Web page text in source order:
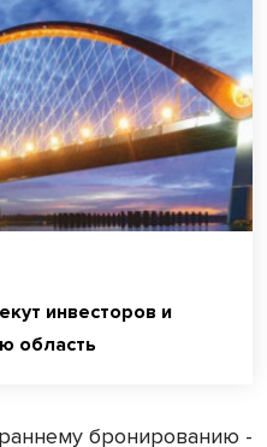
инвесторов и
область
бронированию -